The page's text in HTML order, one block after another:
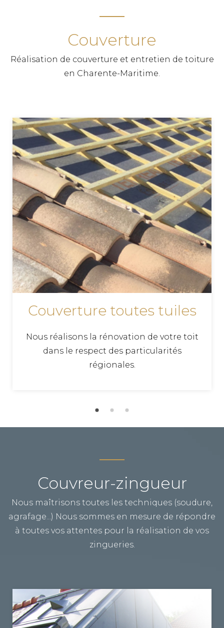
Couverture
Réalisation de couverture et entretien de toiture
en Charente-Maritime.
Couverture toutes tuiles
Nous réalisons la rénovation de votre toit
dans le respect des particularités
régionales.
Couvreur-zingueur
Nous maîtrisons toutes les techniques (soudure,
agrafage...) Nous sommes en mesure de répondre
à toutes vos attentes pour la réalisation de vos
zingueries.